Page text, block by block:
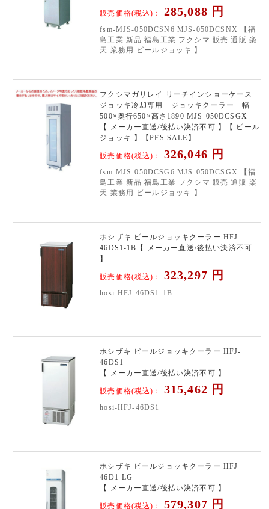
販売価格(税込)： 285,088 円
fsm-MJS-050DCSN6 MJS-050DCSNX 【福
島工業 新品 福島工業 フクシマ 販売 通販 楽
天 業務用 ビールジョッキ 】
フクシマガリレイ リーチインショーケース
ジョッキ冷却専用 ジョッキクーラー 幅
500×奥行650×高さ1890 MJS-050DCSGX
【 メーカー直送/後払い決済不可 】【 ビール
ジョッキ 】【PFS SALE】
販売価格(税込)： 326,046 円
fsm-MJS-050DCSG6 MJS-050DCSGX 【福
島工業 新品 福島工業 フクシマ 販売 通販 楽
天 業務用 ビールジョッキ 】
ホシザキ ビールジョッキクーラー HFJ-
46DS1-1B【 メーカー直送/後払い決済不可
】
販売価格(税込)： 323,297 円
hosi-HFJ-46DS1-1B
ホシザキ ビールジョッキクーラー HFJ-
46DS1
【 メーカー直送/後払い決済不可 】
販売価格(税込)： 315,462 円
hosi-HFJ-46DS1
ホシザキ ビールジョッキクーラー HFJ-
46D1-LG
【 メーカー直送/後払い決済不可 】
販売価格(税込)： 579,307 円